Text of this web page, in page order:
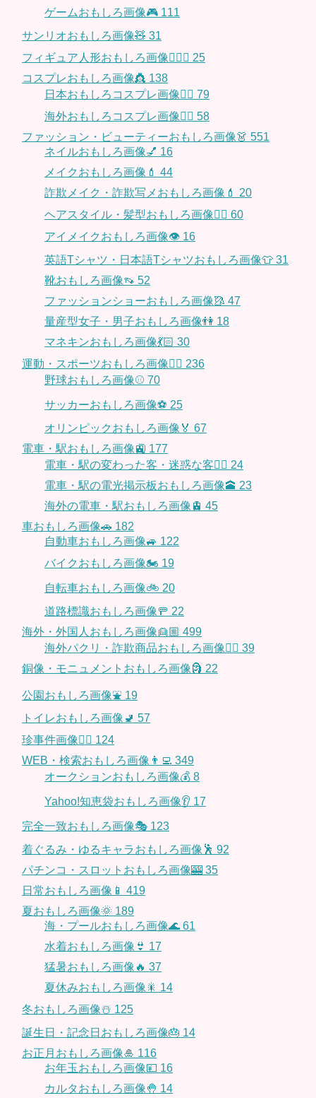
ゲームおもしろ画像🎮 111
サンリオおもしろ画像🧸 31
フィギュア人形おもしろ画像🧍🏼‍♂️ 25
コスプレおもしろ画像👸 138
日本おもしろコスプレ画像🧝‍♀️ 79
海外おもしろコスプレ画像🧝‍♂️ 58
ファッション・ビューティーおもしろ画像👗 551
ネイルおもしろ画像💅 16
メイクおもしろ画像💄 44
詐欺メイク・詐欺写メおもしろ画像💄 20
ヘアスタイル・髪型おもしろ画像👱‍♀️ 60
アイメイクおもしろ画像👁 16
英語Tシャツ・日本語Tシャツおもしろ画像👕 31
靴おもしろ画像👡 52
ファッションショーおもしろ画像🥻 47
量産型女子・男子おもしろ画像👫 18
マネキンおもしろ画像💃🏻 30
運動・スポーツおもしろ画像🏃‍♂️ 236
野球おもしろ画像⚾ 70
サッカーおもしろ画像⚽️ 25
オリンピックおもしろ画像🏅 67
電車・駅おもしろ画像🚉 177
電車・駅の変わった客・迷惑な客🤦‍♀️ 24
電車・駅の電光掲示板おもしろ画像🕋 23
海外の電車・駅おもしろ画像🚊 45
車おもしろ画像🚗 182
自動車おもしろ画像🚙 122
バイクおもしろ画像🏍 19
自転車おもしろ画像🚲 20
道路標識おもしろ画像🚥 22
海外・外国人おもしろ画像👱🏼 499
海外パクリ・詐欺商品おもしろ画像🙅‍♀️ 39
銅像・モニュメントおもしろ画像🗿 22
公園おもしろ画像⛲️ 19
トイレおもしろ画像🚽 57
珍事件画像👮‍♂️ 124
WEB・検索おもしろ画像👨‍💻 349
オークションおもしろ画像💰 8
Yahoo!知恵袋おもしろ画像👂 17
完全一致おもしろ画像🎭 123
着ぐるみ・ゆるキャラおもしろ画像🕺 92
パチンコ・スロットおもしろ画像🎰 35
日常おもしろ画像📱 419
夏おもしろ画像🌞 189
海・プールおもしろ画像🌊 61
水着おもしろ画像👙 17
猛暑おもしろ画像🔥 37
夏休みおもしろ画像🎇 14
冬おもしろ画像☃️ 125
誕生日・記念日おもしろ画像🎂 14
お正月おもしろ画像🎍 116
お年玉おもしろ画像💴 16
カルタおもしろ画像🤚 14